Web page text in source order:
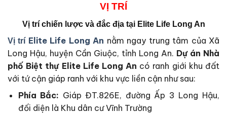
VỊ TRÍ
Vị trí chiến lược và đắc địa tạiElite Life Long An
Vị trí Elite Life Long An nằm ngay trung tâm của Xã
Long Hậu, huyện Cần Giuộc, tỉnh Long An. Dự án Nhà
phố Biệt thự Elite Life Long An có ranh giới khu đất
với tứ cận giáp ranh với khu vực liền cận như sau:
Phía Bắc: Giáp ĐT.826E, đường Ấp 3 Long Hậu,
đối diện là Khu dân cư Vĩnh Trường